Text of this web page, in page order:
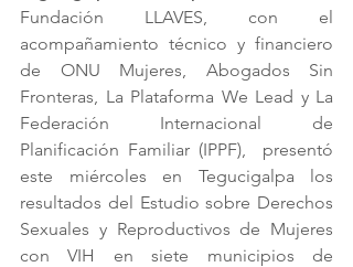
Fundación LLAVES, con el
acompañamiento técnico y financiero
de ONU Mujeres, Abogados Sin
Fronteras, La Plataforma We Lead y La
Federación Internacional de
Planificación Familiar (IPPF),  presentó
este miércoles en Tegucigalpa los
resultados del Estudio sobre Derechos
Sexuales y Reproductivos de Mujeres
con VIH en siete municipios de